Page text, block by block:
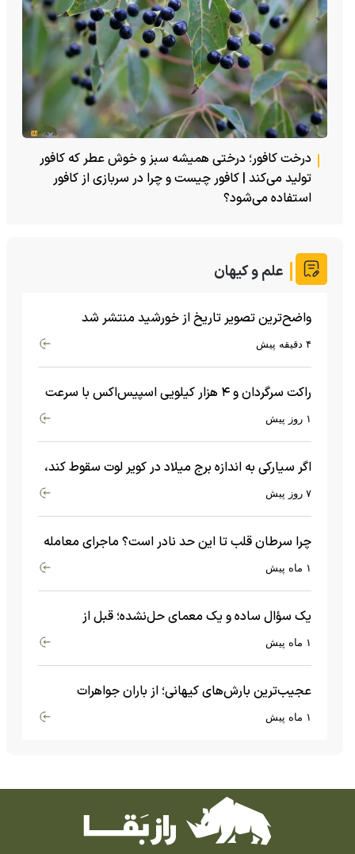
درخت کافور؛ درختی همیشه سبز و خوش عطر که کافور
تولید می‌کند | کافور چیست و چرا در سربازی از کافور
استفاده می‌شود؟
علم و کیهان
واضح‌ترین تصویر تاریخ از خورشید منتشر شد
۴ دقیقه پیش
راکت سرگردان و ۴ هزار کیلویی اسپیس‌اکس با سرعت
هشت هزار و ۶۹۰ کیلومتر در ساعت به ماه برخورد کرد۱ روز پیش
اگر سیارکی به اندازه برج میلاد در کویر لوت سقوط کند،
چه اتفاقی می‌افتد؟
۷ روز پیش
چرا سرطان قلب تا این حد نادر است؟ ماجرای معامله
عجیبی که در بدن اتفاق می‌افتد!۱ ماه پیش
یک سؤال ساده و یک معمای حل‌نشده؛ قبل از
بیگ‌بنگ و آغاز جهان چه چیزی وجود داشت؟۱ ماه پیش
عجیب‌ترین بارش‌های کیهانی؛ از باران جواهرات
گران‌قیمت تا بارش آهن و شیشه۱ ماه پیش